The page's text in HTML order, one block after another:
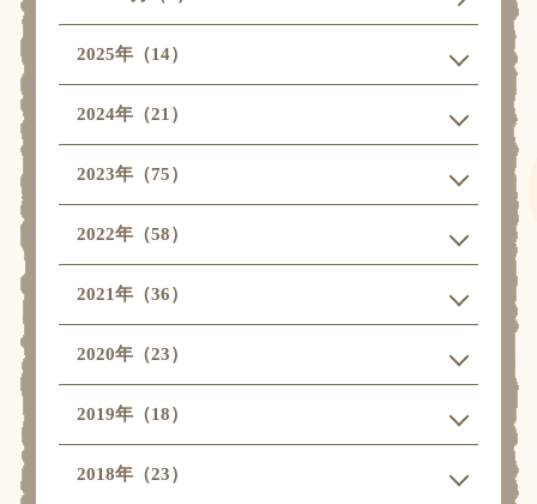
2025年（14）
2024年（21）
2023年（75）
2022年（58）
2021年（36）
2020年（23）
2019年（18）
2018年（23）